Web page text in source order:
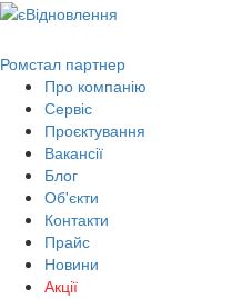
Ромстал партнер
Про компанію
Сервіс
Проєктування
Вакансії
Блог
Об'єкти
Контакти
Прайс
Новини
Акції